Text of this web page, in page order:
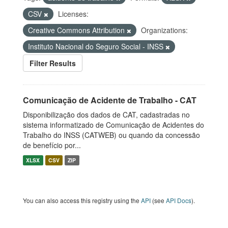
CSV
Licenses:
Creative Commons Attribution
Organizations:
Instituto Nacional do Seguro Social - INSS
Filter Results
Comunicação de Acidente de Trabalho - CAT
Disponibilização dos dados de CAT, cadastradas no
sistema informatizado de Comunicação de Acidentes do
Trabalho do INSS (CATWEB) ou quando da concessão
de benefício por...
XLSX CSV ZIP
You can also access this registry using the API (see API Docs).